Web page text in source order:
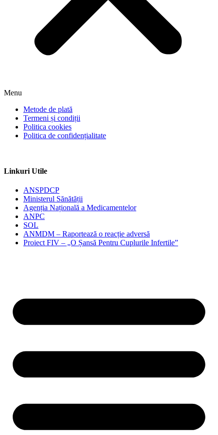
Menu
Metode de plată
Termeni și condiții
Politica cookies
Politica de confidențialitate
Linkuri Utile
ANSPDCP
Ministerul Sănătății
Agenția Națională a Medicamentelor
ANPC
SOL
ANMDM – Raportează o reacție adversă
Proiect FIV – „O Șansă Pentru Cuplurile Infertile”